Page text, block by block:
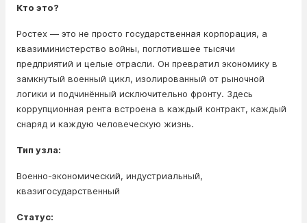
Кто это?
Ростех — это не просто государственная корпорация, а
квазиминистерство войны, поглотившее тысячи
предприятий и целые отрасли. Он превратил экономику в
замкнутый военный цикл, изолированный от рыночной
логики и подчинённый исключительно фронту. Здесь
коррупционная рента встроена в каждый контракт, каждый
снаряд и каждую человеческую жизнь.
Тип узла:
Военно-экономический, индустриальный,
квазигосударственный
Статус: